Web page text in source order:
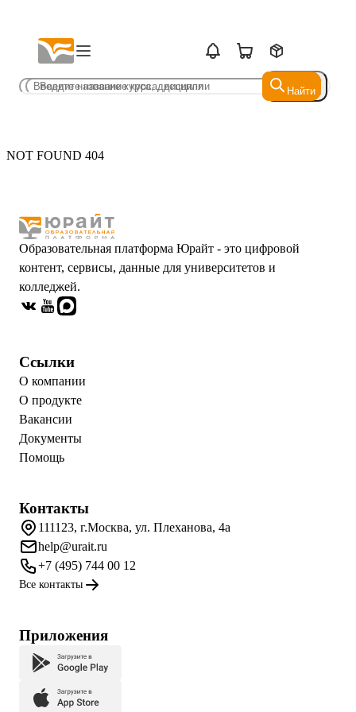
Найти
Найти
NOT FOUND 404
Образовательная платформа Юрайт - это цифровой
контент, сервисы, данные для университетов и
колледжей.
Ссылки
О компании
О продукте
Вакансии
Документы
Помощь
Контакты
111123, г.Москва, ул. Плеханова, 4а
help@urait.ru
+7 (495) 744 00 12
Все контакты
Приложения